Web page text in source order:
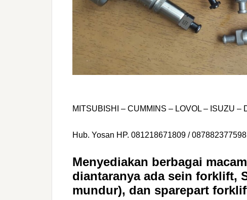
MITSUBISHI – CUMMINS – LOVOL – ISUZU –
Hub. Yosan HP. 081218671809 /
Menyediakan berbagai
diantaranya ada sein forklift,
mundur), dan sparepart